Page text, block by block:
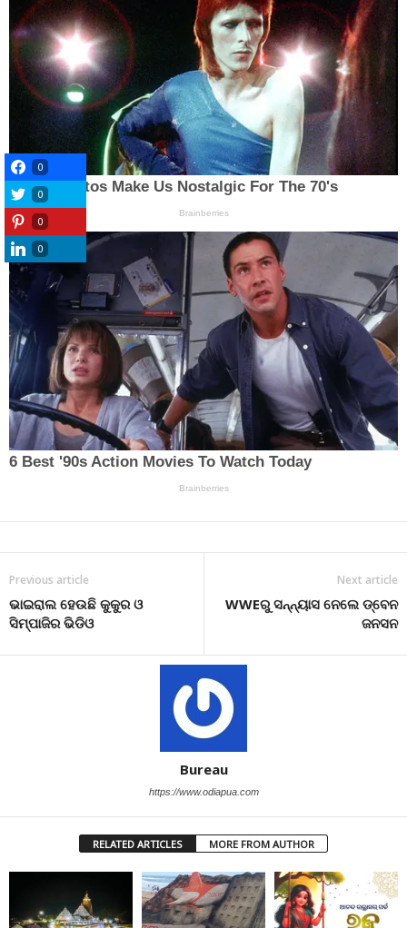
Previous article
ଭାଇରାଲ ହେଉଛି କୁକୁର ଓ
ସିମ୍ପାଜିର ଭିଡିଓ
Next article
WWEରୁ ସନ୍ନ୍ୟାସ ନେଲେ ଡ୍ବେନ
ଜନସନ
Bureau
https://www.odiapua.com
RELATED ARTICLES MORE FROM AUTHOR
0
0
0
0